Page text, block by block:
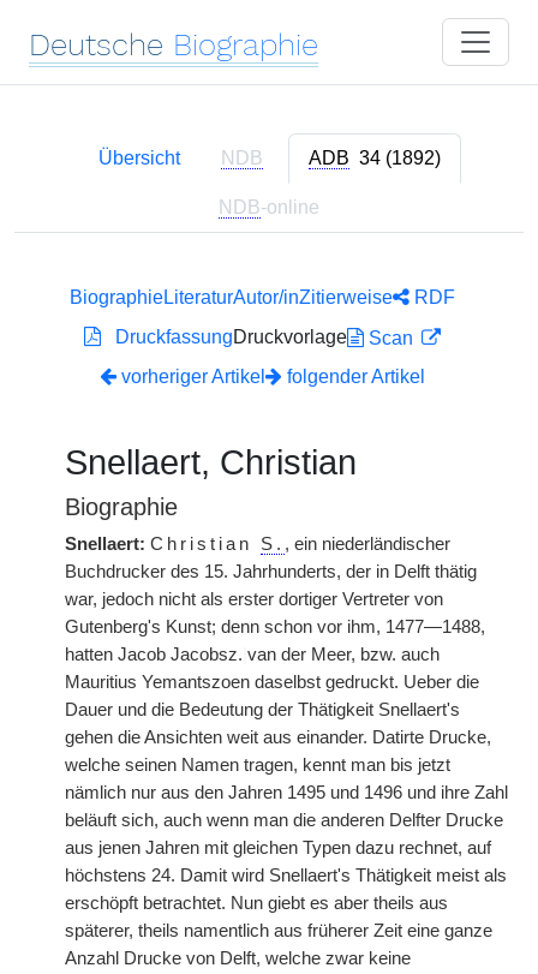
Deutsche Biographie
Übersicht NDB ADB 34 (1892)
NDB-online
BiographieLiteraturAutor/inZitierweise
RDF
DruckfassungDruckvorlage
Scan
vorheriger Artikel
folgender Artikel
Snellaert, Christian
Biographie
Snellaert: Christian S. , ein niederländischer
Buchdrucker des 15. Jahrhunderts, der in Delft thätig
war, jedoch nicht als erster dortiger Vertreter von
Gutenberg's Kunst; denn schon vor ihm, 1477—1488,
hatten Jacob Jacobsz. van der Meer, bzw. auch
Mauritius Yemantszoen daselbst gedruckt. Ueber die
Dauer und die Bedeutung der Thätigkeit Snellaert's
gehen die Ansichten weit aus einander. Datirte Drucke,
welche seinen Namen tragen, kennt man bis jetzt
nämlich nur aus den Jahren 1495 und 1496 und ihre Zahl
beläuft sich, auch wenn man die anderen Delfter Drucke
aus jenen Jahren mit gleichen Typen dazu rechnet, auf
höchstens 24. Damit wird Snellaert's Thätigkeit meist als
erschöpft betrachtet. Nun giebt es aber theils aus
späterer, theils namentlich aus früherer Zeit eine ganze
Anzahl Drucke von Delft, welche zwar keine